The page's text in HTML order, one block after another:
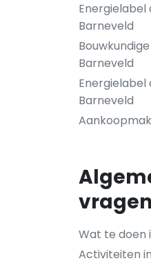
Energielabel
Barneveld
Barneveld
Energielabel
Barneveld
vragen
Wat te doen
Activiteiten